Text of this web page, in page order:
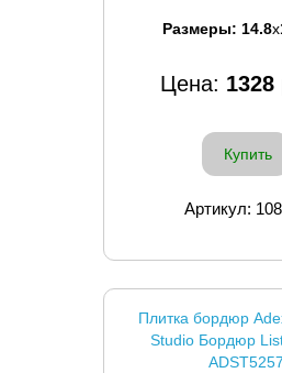
Размеры: 14.8x
Цена: 1328
Купить
Артикул:
Плитка бордюр
Studio Бордюр
ADST5257